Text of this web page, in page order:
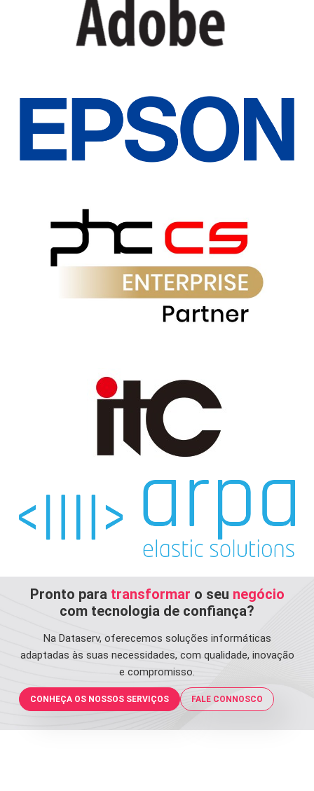
Pronto para transformar o seu negócio
com tecnologia de confiança?
Na Dataserv, oferecemos soluções informáticas
adaptadas às suas necessidades, com qualidade, inovação
e compromisso.
CONHEÇA OS NOSSOS SERVIÇOS FALE CONNOSCO